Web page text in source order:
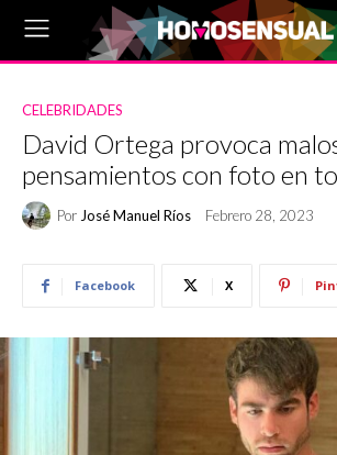
CELEBRIDADES
David Ortega provoca
pensamientos con foto en
Por José Manuel Ríos Febrero 28, 2023
Facebook X